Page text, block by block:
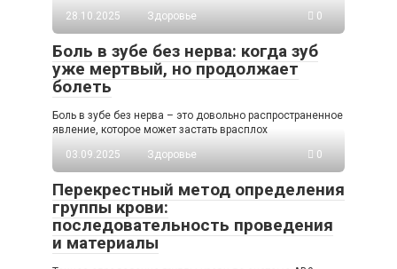
28.10.2025
Здоровье 0
Боль в зубе без нерва: когда зуб
уже мертвый, но продолжает
болеть
Боль в зубе без нерва – это довольно распространенное
явление, которое может застать врасплох
03.09.2025
Здоровье 0
Перекрестный метод определения
группы крови:
последовательность проведения
и материалы